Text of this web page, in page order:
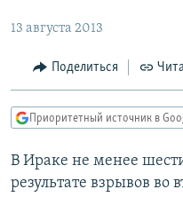
основному
Вернутся
главной
навигации
Вернутся
ЦИТАТЫ СВОБОДЫ
МНЕНИЯ
IDEL.РЕАЛИИ
КАВКАЗ.РЕАЛИИ
СЕВЕР.РЕАЛИИ
13 августа 2013
Поделиться
Приоритетный источник в
В Ираке не менее
результате взрывов во